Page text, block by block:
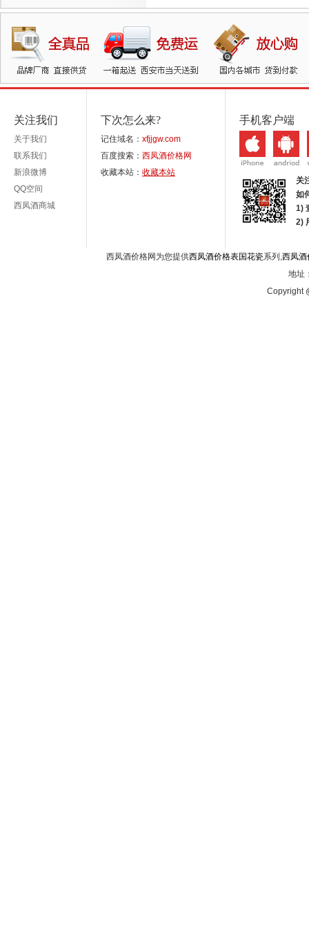
关注我们
关于我们
联系我们
新浪微博
QQ空间
西凤酒商城
下次怎么来?
记住域名： xfjjgw.com
百度搜索： 西凤酒价格网
收藏本站： 收藏本站
手机客户端
关
如
1)
2)
西凤酒价格网为您提供西凤酒价格表国花瓷系列,西凤酒
地址
Copyright